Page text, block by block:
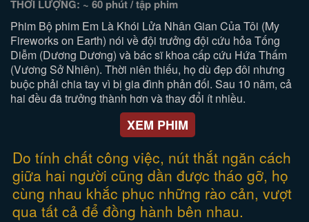
THỜI LƯỢNG: ~ 60 phút / tập phim
Phim Bộ phim Em Là Khói Lửa Nhân Gian Của Tôi (My
Fireworks on Earth) nói về đội trưởng đội cứu hỏa Tống
Diễm (Dương Dương) và bác sĩ khoa cấp cứu Hứa Thấm
(Vương Sở Nhiên). Thời niên thiếu, họ dù đẹp đôi nhưng
buộc phải chia tay vì bị gia đình phản đối. Sau 10 năm, cả
hai đều đã trưởng thành hơn và thay đổi ít nhiều.
XEM PHIM
Do tính chất công việc, nút thắt ngăn cách
giữa hai người cũng dần được tháo gỡ, họ
cùng nhau khắc phục những rào cản, vượt
qua tất cả để đồng hành bên nhau.